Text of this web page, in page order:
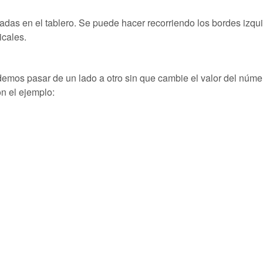
en el tablero. Se puede hacer recorriendo los bordes
pasar de un lado a otro sin que cambie el valor del
el ejemplo: